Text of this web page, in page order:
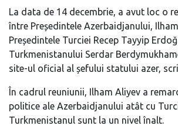
La data de 14 decembrie, a avut loc o
între Președintele Azerbaidjanului,
Președintele Turciei Recep Tayyip
Turkmenistanului Serdar
site-ul oficial al șefului statului azer,
În cadrul reuniunii, Ilham Aliyev a
politice ale Azerbaidjanului atât cu
Turkmenistanul sunt la un nivel înalt.